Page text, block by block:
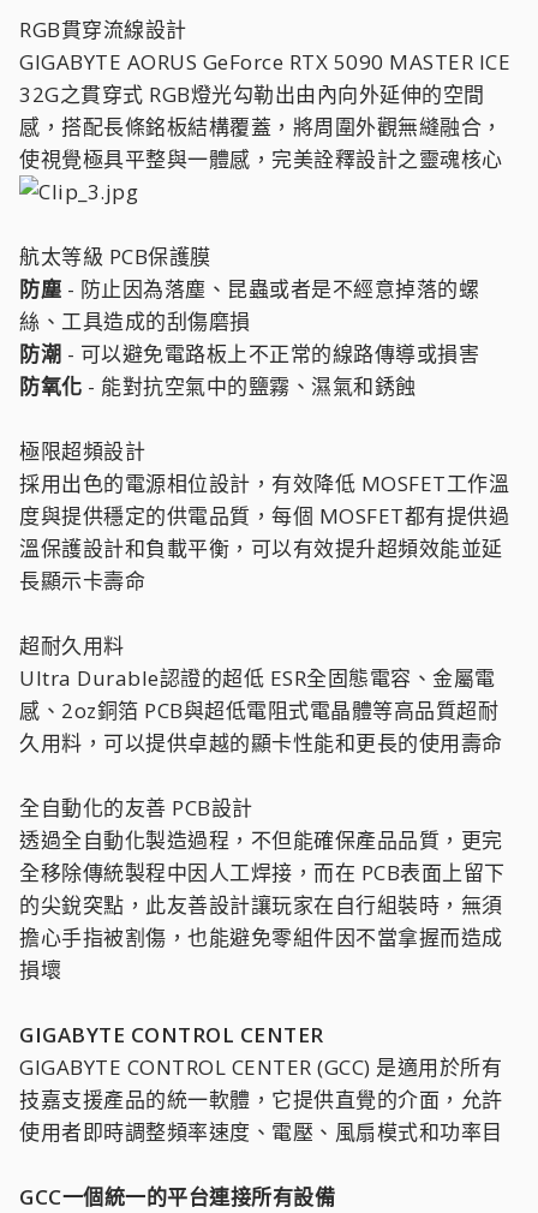
RGB貫穿流線設計
GIGABYTE AORUS GeForce RTX 5090 MASTER ICE
32G之貫穿式 RGB燈光勾勒出由內向外延伸的空間
感，搭配長條銘板結構覆蓋，將周圍外觀無縫融合，
使視覺極具平整與一體感，完美詮釋設計之靈魂核心
航太等級 PCB保護膜
防塵 - 防止因為落塵、昆蟲或者是不經意掉落的螺
絲、工具造成的刮傷磨損
防潮 - 可以避免電路板上不正常的線路傳導或損害
防氧化 - 能對抗空氣中的鹽霧、濕氣和銹蝕
極限超頻設計
採用出色的電源相位設計，有效降低 MOSFET工作溫
度與提供穩定的供電品質，每個 MOSFET都有提供過
溫保護設計和負載平衡，可以有效提升超頻效能並延
長顯示卡壽命
超耐久用料
Ultra Durable認證的超低 ESR全固態電容、金屬電
感、2oz銅箔 PCB與超低電阻式電晶體等高品質超耐
久用料，可以提供卓越的顯卡性能和更長的使用壽命
全自動化的友善 PCB設計
透過全自動化製造過程，不但能確保產品品質，更完
全移除傳統製程中因人工焊接，而在 PCB表面上留下
的尖銳突點，此友善設計讓玩家在自行組裝時，無須
擔心手指被割傷，也能避免零組件因不當拿握而造成
損壞
GIGABYTE CONTROL CENTER
GIGABYTE CONTROL CENTER (GCC) 是適用於所有
技嘉支援產品的統一軟體，它提供直覺的介面，允許
使用者即時調整頻率速度、電壓、風扇模式和功率目
GCC一個統一的平台連接所有設備